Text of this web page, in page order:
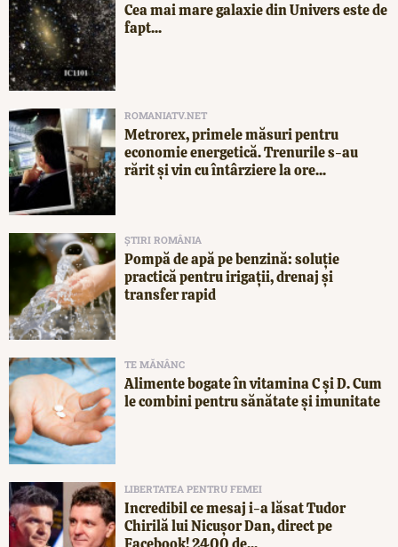
Cea mai mare galaxie din Univers este de
fapt...
ROMANIATV.NET
Metrorex, primele măsuri pentru
economie energetică. Trenurile s-au
rărit și vin cu întârziere la ore...
ȘTIRI ROMÂNIA
Pompă de apă pe benzină: soluție
practică pentru irigații, drenaj și
transfer rapid
TE MĂNÂNC
Alimente bogate în vitamina C și D. Cum
le combini pentru sănătate și imunitate
LIBERTATEA PENTRU FEMEI
Incredibil ce mesaj i-a lăsat Tudor
Chirilă lui Nicușor Dan, direct pe